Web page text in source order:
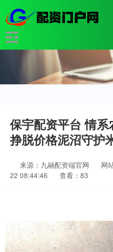
保宇配资平台 情系
挣脱价格泥沼守护
来源：九融配资端官网 网
22 08:44:46
查看：83